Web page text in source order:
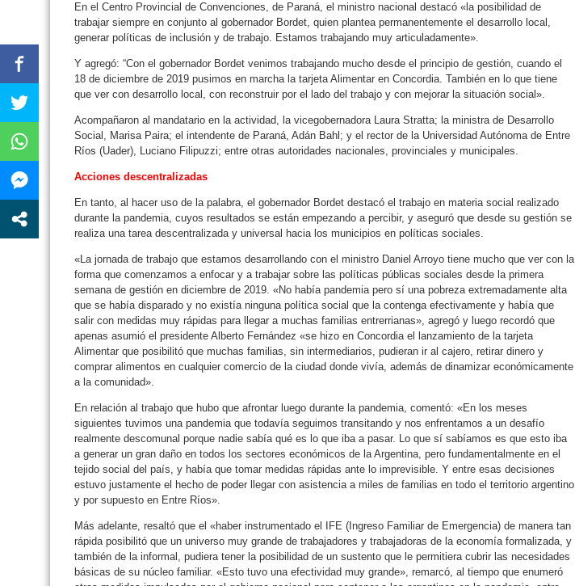
En el Centro Provincial de Convenciones, de Paraná, el ministro nacional destacó «la posibilidad de
trabajar siempre en conjunto al gobernador Bordet, quien plantea permanentemente el desarrollo local,
generar políticas de inclusión y de trabajo. Estamos trabajando muy articuladamente».
Y agregó: “Con el gobernador Bordet venimos trabajando mucho desde el principio de gestión, cuando el
18 de diciembre de 2019 pusimos en marcha la tarjeta Alimentar en Concordia. También en lo que tiene
que ver con desarrollo local, con reconstruir por el lado del trabajo y con mejorar la situación social».
Acompañaron al mandatario en la actividad, la vicegobernadora Laura Stratta; la ministra de Desarrollo
Social, Marisa Paira; el intendente de Paraná, Adán Bahl; y el rector de la Universidad Autónoma de Entre
Ríos (Uader), Luciano Filipuzzi; entre otras autoridades nacionales, provinciales y municipales.
Acciones descentralizadas
En tanto, al hacer uso de la palabra, el gobernador Bordet destacó el trabajo en materia social realizado
durante la pandemia, cuyos resultados se están empezando a percibir, y aseguró que desde su gestión se
realiza una tarea descentralizada y universal hacia los municipios en políticas sociales.
«La jornada de trabajo que estamos desarrollando con el ministro Daniel Arroyo tiene mucho que ver con la
forma que comenzamos a enfocar y a trabajar sobre las políticas públicas sociales desde la primera
semana de gestión en diciembre de 2019. «No había pandemia pero sí una pobreza extremadamente alta
que se había disparado y no existía ninguna política social que la contenga efectivamente y había que
salir con medidas muy rápidas para llegar a muchas familias entrerrianas», agregó y luego recordó que
apenas asumió el presidente Alberto Fernández «se hizo en Concordia el lanzamiento de la tarjeta
Alimentar que posibilitó que muchas familias, sin intermediarios, pudieran ir al cajero, retirar dinero y
comprar alimentos en cualquier comercio de la ciudad donde vivía, además de dinamizar económicamente
a la comunidad».
En relación al trabajo que hubo que afrontar luego durante la pandemia, comentó: «En los meses
siguientes tuvimos una pandemia que todavía seguimos transitando y nos enfrentamos a un desafío
realmente descomunal porque nadie sabía qué es lo que iba a pasar. Lo que sí sabíamos es que esto iba
a generar un gran daño en todos los sectores económicos de la Argentina, pero fundamentalmente en el
tejido social del país, y había que tomar medidas rápidas ante lo imprevisible. Y entre esas decisiones
estuvo justamente el hecho de poder llegar con asistencia a miles de familias en todo el territorio argentino
y por supuesto en Entre Ríos».
Más adelante, resaltó que el «haber instrumentado el IFE (Ingreso Familiar de Emergencia) de manera tan
rápida posibilitó que un universo muy grande de trabajadores y trabajadoras de la economía formalizada, y
también de la informal, pudiera tener la posibilidad de un sustento que le permitiera cubrir las necesidades
básicas de su núcleo familiar. «Esto tuvo una efectividad muy grande», remarcó, al tiempo que enumeró